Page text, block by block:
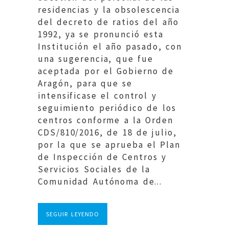
residencias y la obsolescencia
del decreto de ratios del año
1992, ya se pronunció esta
Institución el año pasado, con
una sugerencia, que fue
aceptada por el Gobierno de
Aragón, para que se
intensificase el control y
seguimiento periódico de los
centros conforme a la Orden
CDS/810/2016, de 18 de julio,
por la que se aprueba el Plan
de Inspección de Centros y
Servicios Sociales de la
Comunidad Autónoma de...
SEGUIR LEYENDO